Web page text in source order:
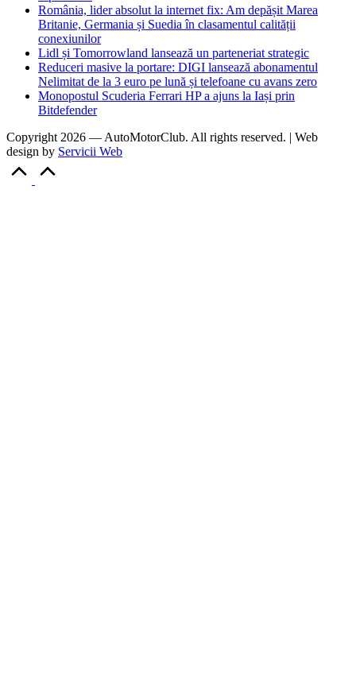
România, lider absolut la internet fix: Am depășit Marea
Britanie, Germania și Suedia în clasamentul calității
conexiunilor
Lidl și Tomorrowland lansează un parteneriat strategic
Reduceri masive la portare: DIGI lansează abonamentul
Nelimitat de la 3 euro pe lună și telefoane cu avans zero
Monopostul Scuderia Ferrari HP a ajuns la Iași prin
Bitdefender
Copyright 2026 — AutoMotorClub. All rights reserved. | Web
design by Servicii Web